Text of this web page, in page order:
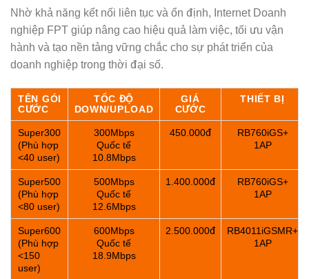
Nhờ khả năng kết nối liên tục và ổn định, Internet Doanh
nghiệp FPT giúp nâng cao hiệu quả làm việc, tối ưu vận
hành và tạo nền tảng vững chắc cho sự phát triển của
doanh nghiệp trong thời đại số.
TÊN GÓI
CƯỚC
TỐC ĐỘ
DOWN/UPLOAD
GIÁ
CƯỚC
THIẾT BỊ
Super300
(Phù hợp
<40 user)
300Mbps
Quốc tế
10.8Mbps
450.000đ
RB760iGS+
1AP
Super500
(Phù hợp
<80 user)
500Mbps
Quốc tế
12.6Mbps
1.400.000đ
RB760iGS+
1AP
Super600
(Phù hợp
<150
user)
600Mbps
Quốc tế
18.9Mbps
2.500.000đ
RB4011iGSMR+
1AP